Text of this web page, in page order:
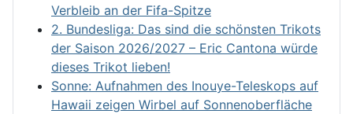
Verbleib an der Fifa-Spitze
2. Bundesliga: Das sind die schönsten Trikots
der Saison 2026/2027 – Eric Cantona würde
dieses Trikot lieben!
Sonne: Aufnahmen des Inouye-Teleskops auf
Hawaii zeigen Wirbel auf Sonnenoberfläche